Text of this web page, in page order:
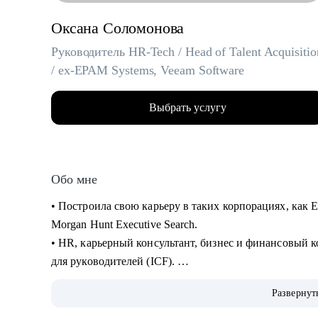
Оксана Соломонова
Руководитель HR-Tech / Head of Talent
/ ex-EPAM Systems, Veeam Software
Выбрать услугу
Обо мне
• Построила свою карьеру в таких корпорациях, как
Morgan Hunt Executive Search.
• HR, карьерный консультант, бизнес и
для руководителей (ICF).
континентах, привлекала лучшие таланты в России